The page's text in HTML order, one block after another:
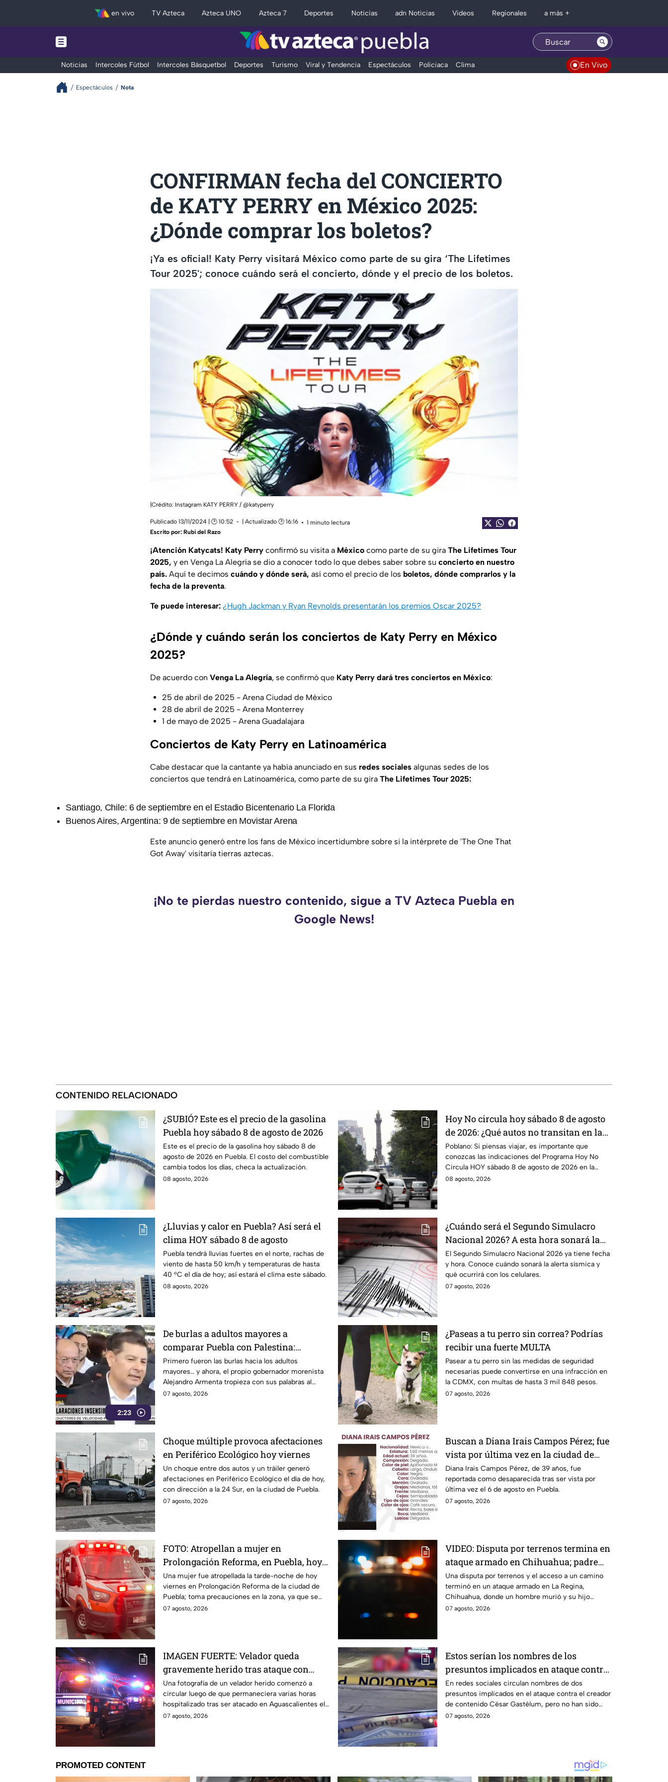
en vivo TV Azteca Azteca UNO Azteca 7 Deportes Noticias adn Noticias Videos Regionales a más +
Noticias Intercoles Fútbol Intercoles Básquetbol Deportes Turismo Viral y Tendencia Espectáculos Policiaca Clima En Vivo
Espectáculos Nota
CONFIRMAN fecha del CONCIERTO
de KATY PERRY en México 2025:
¿Dónde comprar los boletos?
¡Ya es oficial! Katy Perry visitará México como parte de su gira ‘The Lifetimes
Tour 2025'; conoce cuándo será el concierto, dónde y el precio de los boletos.
|Crédito: Instagram KATY PERRY / @katyperry
Publicado 13/11/2024 | 🕑 10:52 | Actualizado 🕑 16:16
1 minuto lectura
Escrito por: Rubi del Razo
¡Atención Katycats! Katy Perry confirmó su visita a México como parte de su gira The Lifetimes Tour
2025, y en Venga La Alegría se dio a conocer todo lo que debes saber sobre su concierto en nuestro
país. Aquí te decimos cuándo y dónde será, así como el precio de los boletos, dónde comprarlos y la
fecha de la preventa.
Te puede interesar: ¿Hugh Jackman y Ryan Reynolds presentarán los premios Oscar 2025?
¿Dónde y cuándo serán los conciertos de Katy Perry en México
2025?
De acuerdo con Venga La Alegría, se confirmó que Katy Perry dará tres conciertos en México:
25 de abril de 2025 - Arena Ciudad de México
28 de abril de 2025 - Arena Monterrey
1 de mayo de 2025 - Arena Guadalajara
Conciertos de Katy Perry en Latinoamérica
Cabe destacar que la cantante ya había anunciado en sus redes sociales algunas sedes de los
conciertos que tendrá en Latinoamérica, como parte de su gira The Lifetimes Tour 2025:
Santiago, Chile: 6 de septiembre en el Estadio Bicentenario La Florida
Buenos Aires, Argentina: 9 de septiembre en Movistar Arena
Este anuncio generó entre los fans de México incertidumbre sobre si la intérprete de 'The One That
Got Away' visitaría tierras aztecas.
¡No te pierdas nuestro contenido, sigue a TV Azteca Puebla en
Google News!
CONTENIDO RELACIONADO
¿SUBIÓ? Este es el precio de la gasolina
Puebla hoy sábado 8 de agosto de 2026
Este es el precio de la gasolina hoy sábado 8 de
agosto de 2026 en Puebla. El costo del combustible
cambia todos los días, checa la actualización.
08 agosto, 2026
Hoy No circula hoy sábado 8 de agosto
de 2026: ¿Qué autos no transitan en la
CDMX y EdoMex?
Poblano: Si piensas viajar, es importante que
conozcas las indicaciones del Programa Hoy No
Circula HOY sábado 8 de agosto de 2026 en la
CDMX y EdoMex.
08 agosto, 2026
¿Lluvias y calor en Puebla? Así será el
clima HOY sábado 8 de agosto
Puebla tendrá lluvias fuertes en el norte, rachas de
viento de hasta 50 km/h y temperaturas de hasta
40 °C el día de hoy; así estará el clima este sábado.
08 agosto, 2026
¿Cuándo será el Segundo Simulacro
Nacional 2026? A esta hora sonará la
alerta sísmica
El Segundo Simulacro Nacional 2026 ya tiene fecha
y hora. Conoce cuándo sonará la alerta sísmica y
qué ocurrirá con los celulares.
07 agosto, 2026
2:23
De burlas a adultos mayores a
comparar Puebla con Palestina:
Alejandro Armenta se disculpa “a
modo” por sus insensibles dichos sobre
Huixcolotla, repitiendo el guión de las
también morenistas Nayeli Salvatori y
Primero fueron las burlas hacia los adultos
mayores… y ahora, el propio gobernador morenista
Alejandro Armenta tropieza con sus palabras al
comparar el mal estado de las calles de Huixcolotla
declaración genera indignación?
07 agosto, 2026
¿Paseas a tu perro sin correa? Podrías
recibir una fuerte MULTA
Pasear a tu perro sin las medidas de seguridad
necesarias puede convertirse en una infracción en
la CDMX, con multas de hasta 3 mil 848 pesos.
07 agosto, 2026
Choque múltiple provoca afectaciones
en Periférico Ecológico hoy viernes
Un choque entre dos autos y un tráiler generó
afectaciones en Periférico Ecológico el día de hoy,
con dirección a la 24 Sur, en la ciudad de Puebla.
07 agosto, 2026
Buscan a Diana Irais Campos Pérez; fue
vista por última vez en la ciudad de
Puebla
Diana Irais Campos Pérez, de 39 años, fue
reportada como desaparecida tras ser vista por
última vez el 6 de agosto en Puebla.
07 agosto, 2026
FOTO: Atropellan a mujer en
Prolongación Reforma, en Puebla, hoy
viernes; así se vio la zona
Una mujer fue atropellada la tarde-noche de hoy
viernes en Prolongación Reforma de la ciudad de
Puebla; toma precauciones en la zona, ya que se
reporta tráfico.
07 agosto, 2026
VIDEO: Disputa por terrenos termina en
ataque armado en Chihuahua; padre
muere y su hijo queda herido
Una disputa por terrenos y el acceso a un camino
terminó en un ataque armado en La Regina,
Chihuahua, donde un hombre murió y su hijo
resultó herido.
07 agosto, 2026
IMAGEN FUERTE: Velador queda
gravemente herido tras ataque con
arma blanca en Aguascalientes
Una fotografía de un velador herido comenzó a
circular luego de que permaneciera varias horas
hospitalizado tras ser atacado en Aguascalientes el
4 de agosto.
07 agosto, 2026
Estos serían los nombres de los
presuntos implicados en ataque contra
César Gastélum en Culiacán
En redes sociales circulan nombres de dos
presuntos implicados en el ataque contra el creador
de contenido César Gastélum, pero no han sido
confirmados.
07 agosto, 2026